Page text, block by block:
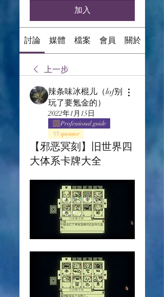
加入
討論 媒體 檔案 會員 關於
上一步
辣条味冰棍儿（lof别
玩了要氪金的）
2022年1月15日
Professional guide
sponsor
【邪恶冥刻】旧世界四
大体系卡牌大全